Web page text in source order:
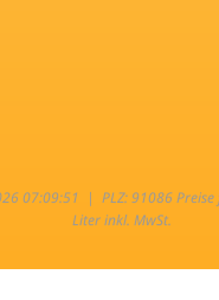
07:09:51 | PLZ: 91086
Liter inkl. MwSt.